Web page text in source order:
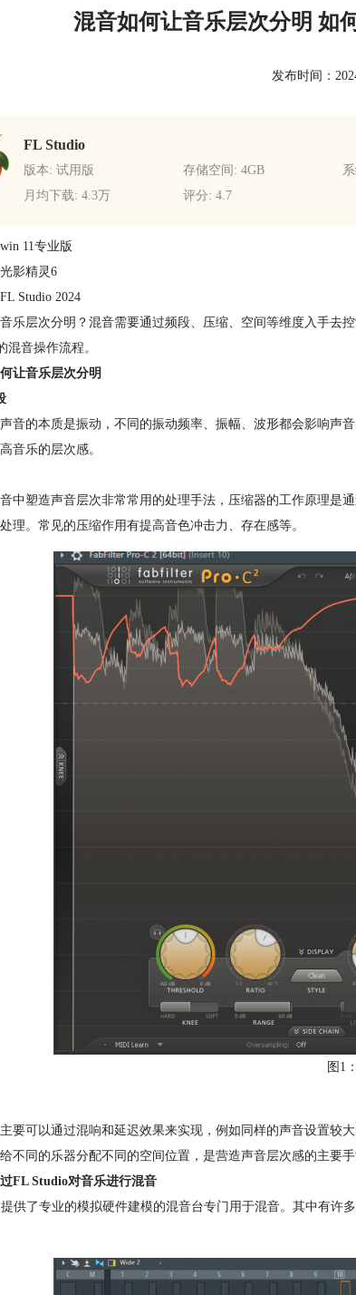
混音如何让音乐层次分明 如
发布时间：
FL Studio
版本: 试用版 存储空间: 4GB
月均下载: 4.3万
评分: 4.7
win 11专业版
影精灵6
FL Studio 2024
乐层次分明？混音需要通过频段、压缩、空间等维度入手去
混音操作流程。
让音乐层次分明
音的本质是振动，不同的振动频率、振幅、波形都会影响声
音乐的层次感。
中塑造声音层次非常常用的处理手法，压缩器的工作原理是
理。常见的压缩作用有提高音色冲击力、存在感等。
图1
要可以通过混响和延迟效果来实现，例如同样的声音设置较
不同的乐器分配不同的空间位置，是营造声音层次感的主要手
FL Studio对音乐进行混音
供了专业的模拟硬件建模的混音台专门用于混音。其中有